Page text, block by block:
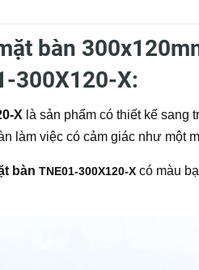
bàn
300X120-X:
X là sản phẩm có thiết kế sang
làm việc có cảm giác như một
bàn TNE01-300X120-X có màu